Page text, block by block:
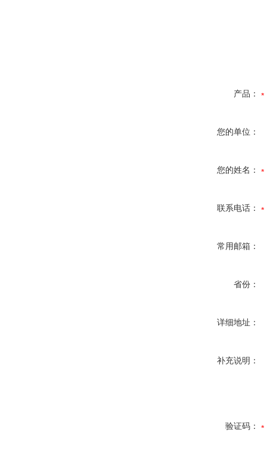
产品：
您的单位：
您的姓名：
联系电话：
常用邮箱：
省份：
详细地址：
补充说明：
验证码：